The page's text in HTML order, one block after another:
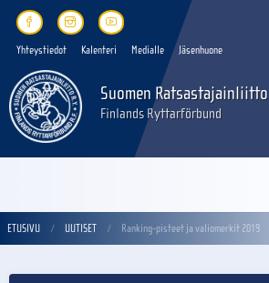
Yhteystiedot Kalenteri Medialle Jäsenhuone
Suomen Ratsastajainliitto
Finlands Ryttarförbund
ETUSIVU UUTISET Ranking-pisteet ja valiomerkit 2019